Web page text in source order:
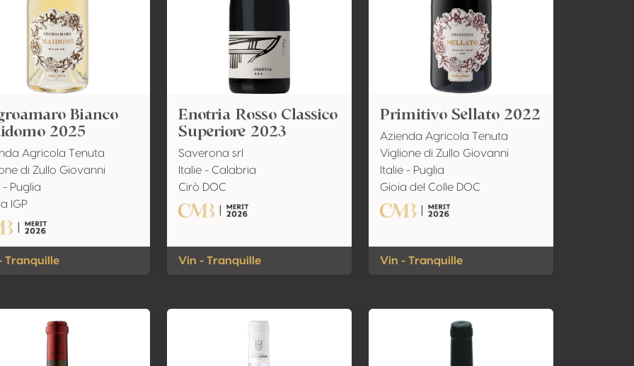
Bianco
2025
Agricola Tenuta
di Zullo Giovanni
- Puglia
IGP
Tranquille
Enotria Rosso Classico
Superiore 2023
Saverona srl
Italie - Calabria
Cirò DOC
Vin - Tranquille
Primitivo Sellato 2022
Azienda Agricola Tenuta
Viglione di Zullo Giovanni
Italie - Puglia
Gioia del Colle DOC
Vin - Tranquille